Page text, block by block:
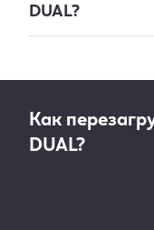
DUAL?
Как
DUAL?